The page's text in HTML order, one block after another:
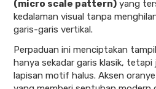
(micro scale pattern) yang
kedalaman visual tanpa
garis-garis vertikal.
Perpaduan ini menciptakan
hanya sekadar garis klasik, tetapi
lapisan motif halus. Aksen